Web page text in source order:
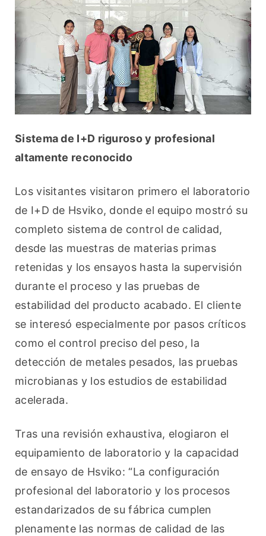
Sistema de I+D riguroso y profesional
altamente reconocido
Los visitantes visitaron primero el laboratorio
de I+D de Hsviko, donde el equipo mostró su
completo sistema de control de calidad,
desde las muestras de materias primas
retenidas y los ensayos hasta la supervisión
durante el proceso y las pruebas de
estabilidad del producto acabado. El cliente
se interesó especialmente por pasos críticos
como el control preciso del peso, la
detección de metales pesados, las pruebas
microbianas y los estudios de estabilidad
acelerada.
Tras una revisión exhaustiva, elogiaron el
equipamiento de laboratorio y la capacidad
de ensayo de Hsviko: “La configuración
profesional del laboratorio y los procesos
estandarizados de su fábrica cumplen
plenamente las normas de calidad de las